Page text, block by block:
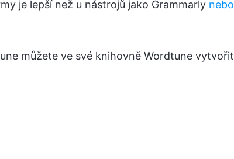
je lepší než u nástrojů jako Grammarly nebo
můžete ve své knihovně Wordtune vytvořit